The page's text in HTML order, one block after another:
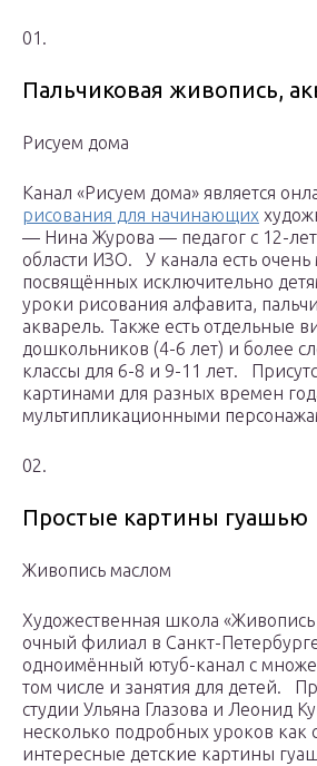
01.
Пальчиковая живопись,
Рисуем дома
Канал «Рисуем дома» является
рисования для начинающих
— Нина Журова — педагог с 12-
области ИЗО.⠀У канала есть
посвящённых исключительно
уроки рисования алфавита,
акварель. Также есть отдельные
дошкольников (4-6 лет) и более
классы для 6-8 и 9-11
картинами для разных времен
мультипликационными
02.
Простые картины гуашью
Живопись маслом
Художественная школа
очный филиал в Санкт-
одноимённый ютуб-канал с
том числе и занятия для
студии Ульяна Глазова и Леонид
несколько подробных уроков как
интересные детские картины